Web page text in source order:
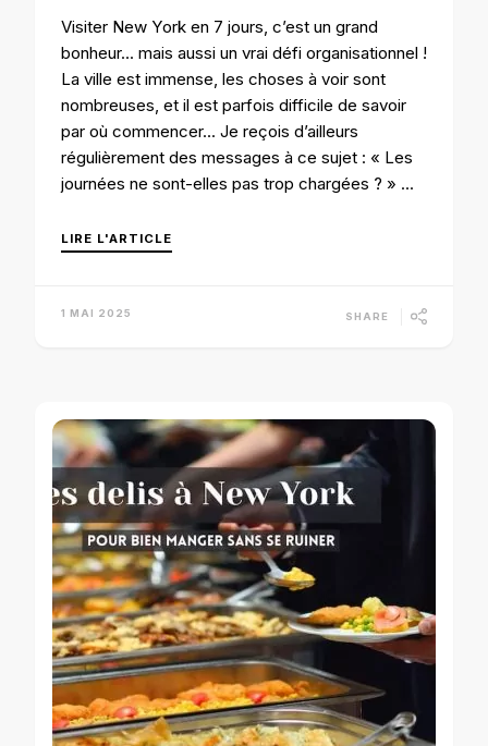
Visiter New York en 7 jours, c’est un grand
bonheur… mais aussi un vrai défi organisationnel !
La ville est immense, les choses à voir sont
nombreuses, et il est parfois difficile de savoir
par où commencer… Je reçois d’ailleurs
régulièrement des messages à ce sujet : « Les
journées ne sont-elles pas trop chargées ? » …
LIRE L'ARTICLE
1 MAI 2025 SHARE